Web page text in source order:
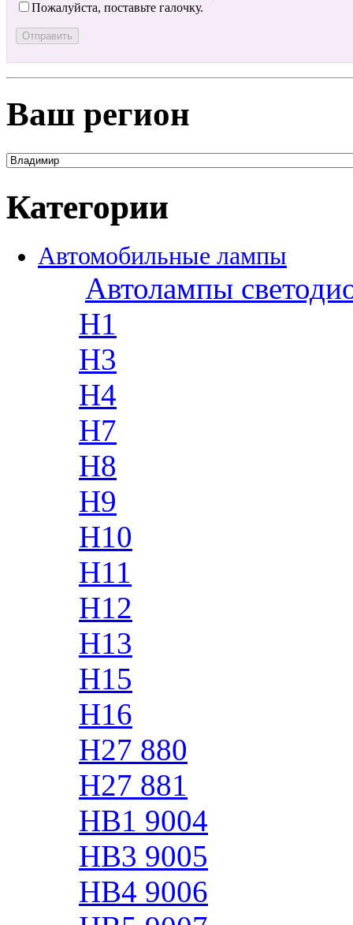
Пожалуйста, поставьте галочку.
Ваш регион
Категории
Автомобильные лампы
Автолампы
H1
H3
H4
H7
H8
H9
H10
H11
H12
H13
H15
H16
H27 880
H27 881
HB1 9004
HB3 9005
HB4 9006